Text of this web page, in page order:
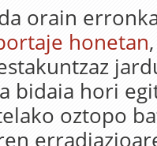
orain
honetan
bidaia hori
oztopo